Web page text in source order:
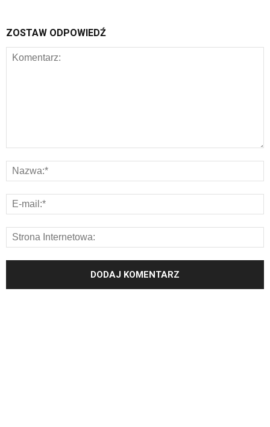
ZOSTAW ODPOWIEDŹ